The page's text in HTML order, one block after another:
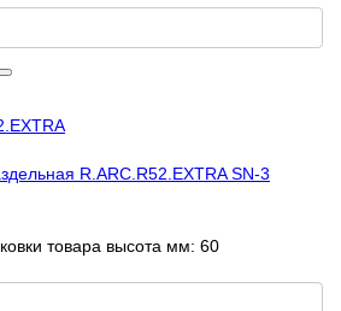
R.ARC.R52.EXTRA SN-3
товара высота мм: 60